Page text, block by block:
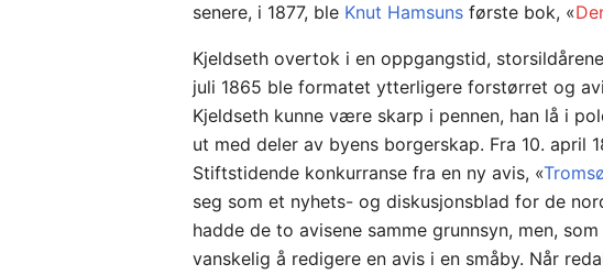
senere, i 1877, ble Knut Hamsuns første bok, «
Kjeldseth overtok i en oppgangstid,
juli 1865 ble formatet ytterligere forstørret og
Kjeldseth kunne være skarp i pennen, han lå i
ut med deler av byens borgerskap. Fra 10. april
Stiftstidende konkurranse fra en ny avis, «
seg som et nyhets- og diskusjonsblad for de
hadde de to avisene samme grunnsyn, men,
vanskelig å redigere en avis i en småby. Når